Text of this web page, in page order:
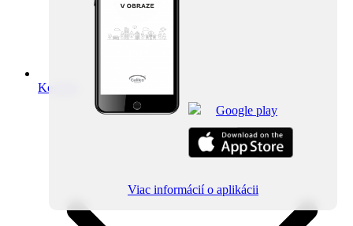
Kontakt
Viac informácií o aplikácii